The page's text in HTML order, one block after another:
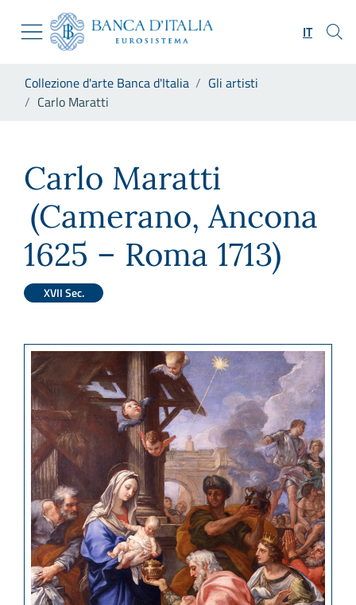
Skip to Main Content
Vai al sito istituzionale
Vai al menu di navigazione
Vai alla ricerca
Vai al footer
IT
Collezione d'arte Banca d'Italia
Gli artisti
Carlo Maratti
Carlo Maratti
(Camerano, Ancona
1625 – Roma 1713)
XVII Sec.